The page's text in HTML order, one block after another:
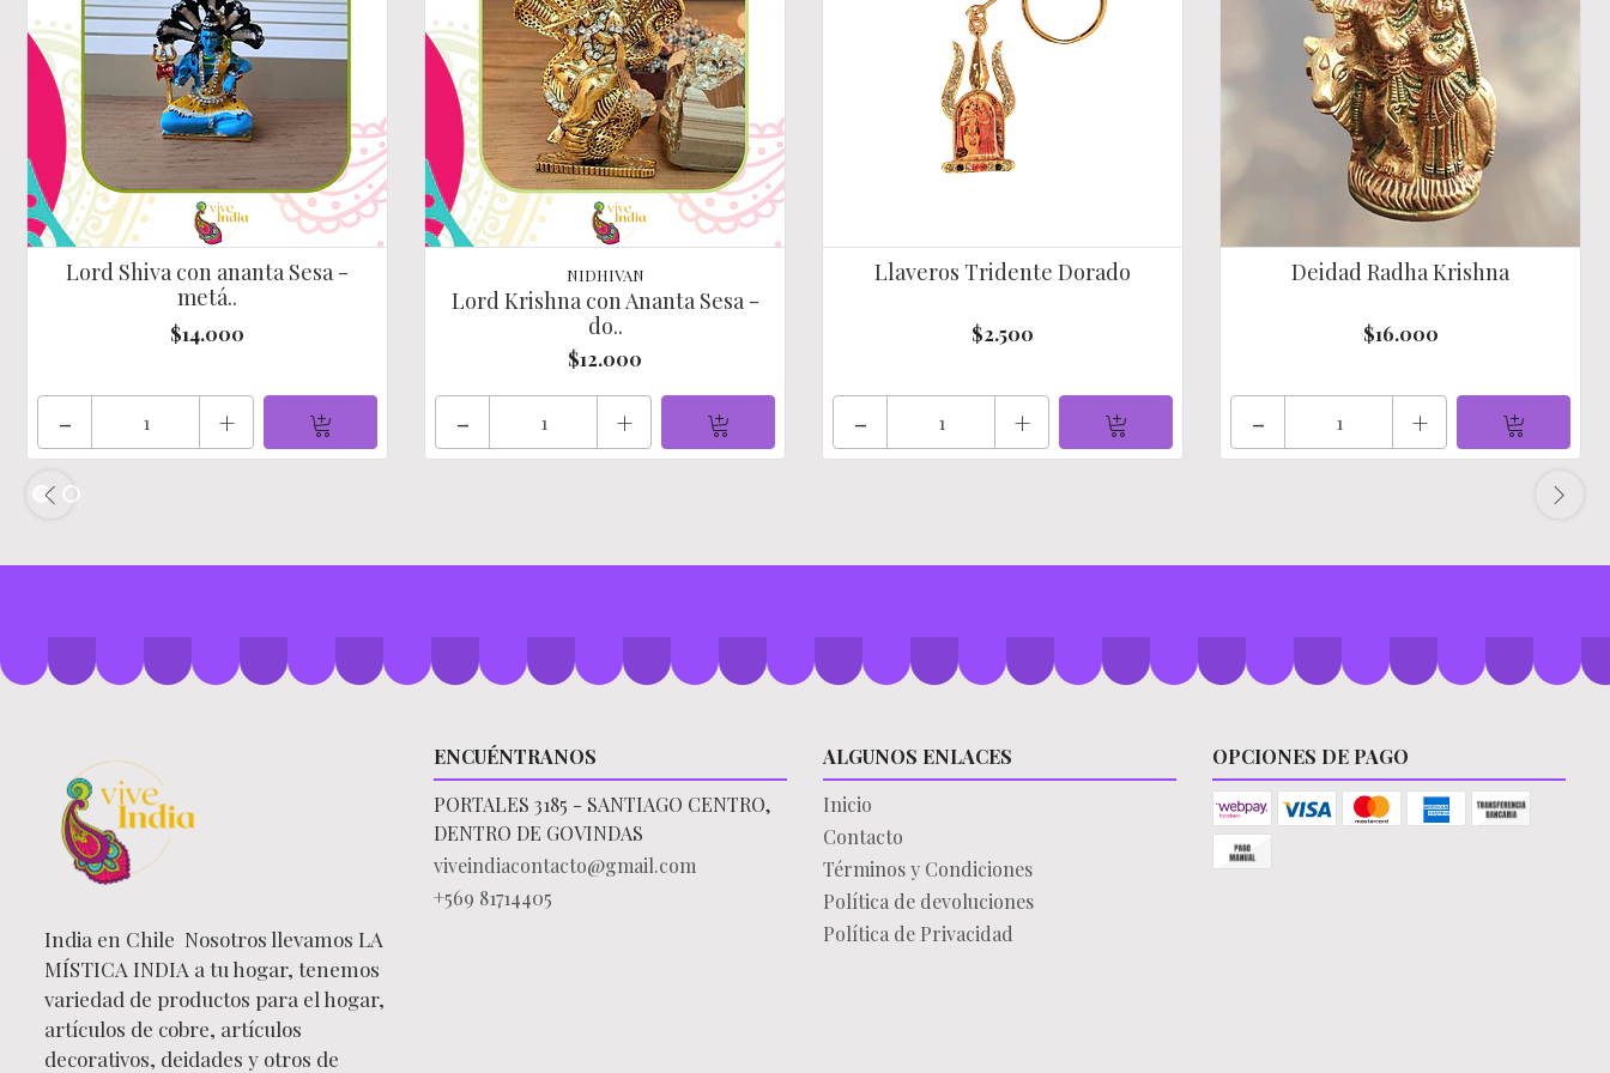
Lord Shiva con ananta Sesa -
metá..
$14.000
- +
NIDHIVAN
Lord Krishna con Ananta Sesa -
do..
$12.000
- +
Llaveros Tridente Dorado
$2.500
- +
Deidad Radha Krishna
$16.000
- +
India en Chile Nosotros llevamos LA
MÍSTICA INDIA a tu hogar, tenemos
variedad de productos para el hogar,
artículos de cobre, artículos
decorativos, deidades y otros de
ENCUÉNTRANOS
PORTALES 3185 - SANTIAGO CENTRO,
DENTRO DE GOVINDAS
viveindiacontacto@gmail.com
+569 81714405
ALGUNOS ENLACES
Inicio
Contacto
Términos y Condiciones
Política de devoluciones
Política de Privacidad
OPCIONES DE PAGO